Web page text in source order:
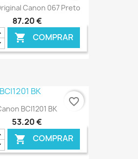
Canon 067 Preto
87,20 €
 COMPRAR
BCI1201 BK
53,20 €
 COMPRAR
favorite_border